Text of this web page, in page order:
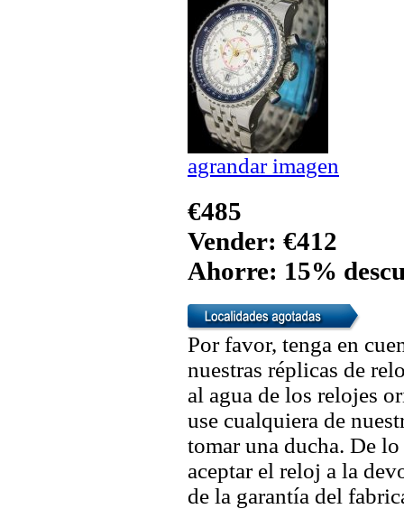
agrandar imagen
€485
Vender: €412
Ahorre: 15%
Por favor, tenga en
nuestras réplicas de
al agua de los relojes
use cualquiera de
tomar una ducha. De
aceptar el reloj a la
de la garantía del